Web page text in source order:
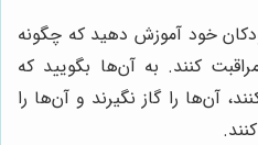
خود آموزش دهید که چگونه
کنند. به آن‌ها بگویید که
آن‌ها را گاز نگیرند و آن‌ها را